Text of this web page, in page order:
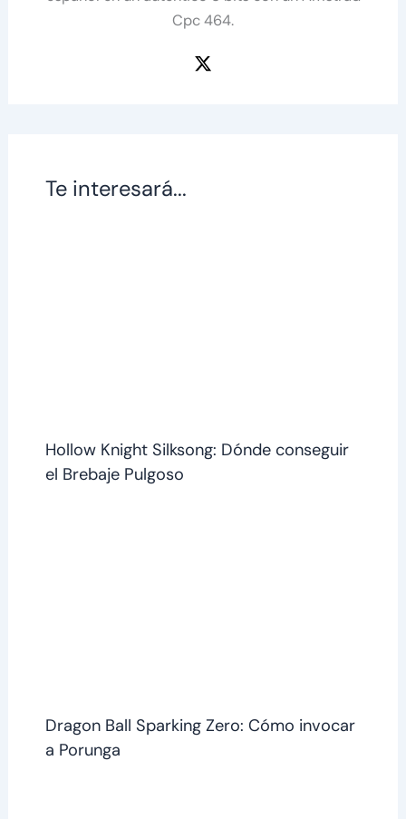
Cpc 464.
Te interesará...
Hollow Knight Silksong: Dónde conseguir
el Brebaje Pulgoso
Dragon Ball Sparking Zero: Cómo invocar
a Porunga